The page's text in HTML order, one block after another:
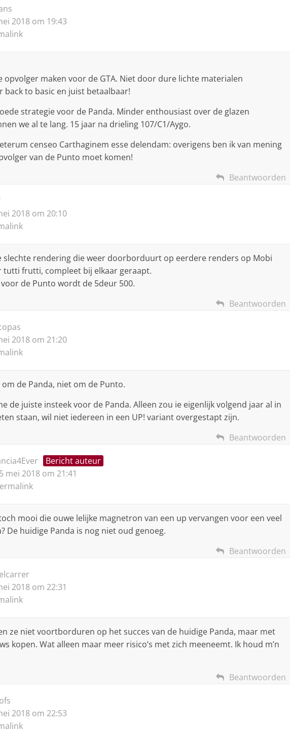
2018 om 19:43
opvolger maken voor de GTA. Niet door dure lichte materialen
back to basic en juist betaalbaar!
strategie voor de Panda. Minder enthousiast over de glazen
we al te lang. 15 jaar na drieling 107/C1/Aygo.
censeo Carthaginem esse delendam: overigens ben ik van mening
van de Punto moet komen!
Beantwoorden
2018 om 20:10
slechte rendering die weer doorborduurt op eerdere renders op Mobi
tutti frutti, compleet bij elkaar geraapt.
de Punto wordt de 5deur 500.
Beantwoorden
2018 om 21:20
de Panda, niet om de Punto.
de juiste insteek voor de Panda. Alleen zou ie eigenlijk volgend jaar al in
staan, wil niet iedereen in een UP! variant overgestapt zijn.
Beantwoorden
Bericht auteur
mei 2018 om 21:41
mooi die ouwe lelijke magnetron van een up vervangen voor een veel
De huidige Panda is nog niet oud genoeg.
Beantwoorden
2018 om 22:31
ze niet voortborduren op het succes van de huidige Panda, maar met
kopen. Wat alleen maar meer risico’s met zich meeneemt. Ik houd m’n
Beantwoorden
2018 om 22:53